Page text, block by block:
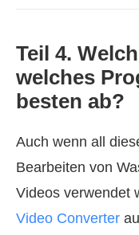
Teil 4.
welches
besten ab?
Auch wenn all
Bearbeiten von
Videos verwendet
Video Converter